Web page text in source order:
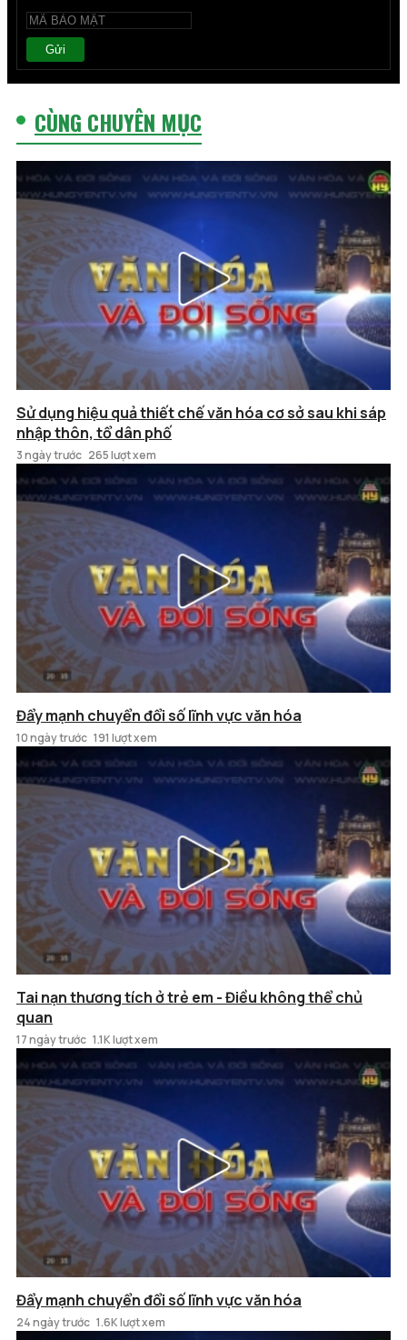
Gửi
CÙNG CHUYÊN MỤC
Sử dụng hiệu quả thiết chế văn hóa cơ sở sau khi sáp
nhập thôn, tổ dân phố
3 ngày trước 265 lượt xem
Đẩy mạnh chuyển đổi số lĩnh vực văn hóa
10 ngày trước 191 lượt xem
Tai nạn thương tích ở trẻ em - Điều không thể chủ
quan
17 ngày trước 1.1K lượt xem
Đẩy mạnh chuyển đổi số lĩnh vực văn hóa
24 ngày trước 1.6K lượt xem